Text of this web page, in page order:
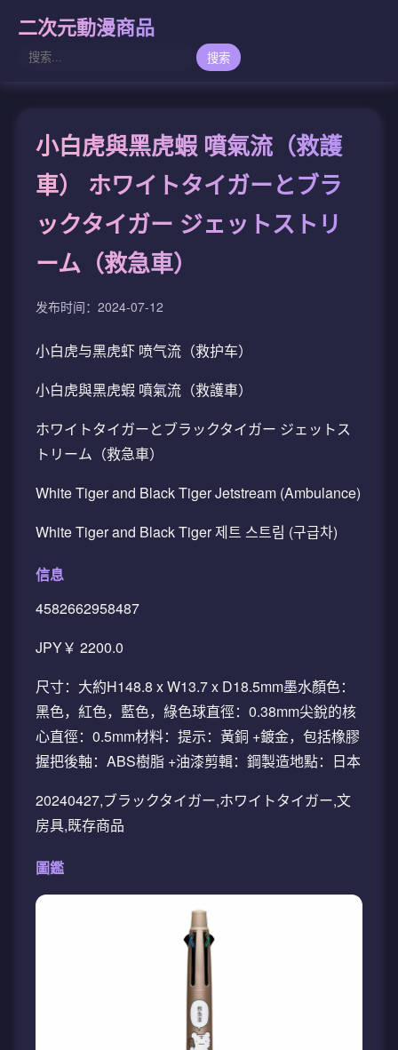
二次元動漫商品
搜索
小白虎與黑虎蝦 噴氣流（救護
車） ホワイトタイガーとブラ
ックタイガー ジェットストリ
ーム（救急車）
发布时间：2024-07-12
小白虎与黑虎虾 喷气流（救护车）
小白虎與黑虎蝦 噴氣流（救護車）
ホワイトタイガーとブラックタイガー ジェットス
トリーム（救急車）
White Tiger and Black Tiger Jetstream (Ambulance)
White Tiger and Black Tiger 제트 스트림 (구급차)
信息
4582662958487
JPY￥ 2200.0
尺寸：大約H148.8 x W13.7 x D18.5mm墨水顏色：
黑色，紅色，藍色，綠色球直徑：0.38mm尖銳的核
心直徑：0.5mm材料：提示：黃銅 +鍍金，包括橡膠
握把後軸：ABS樹脂 +油漆剪輯：鋼製造地點：日本
20240427,ブラックタイガー,ホワイトタイガー,文
房具,既存商品
圖鑑